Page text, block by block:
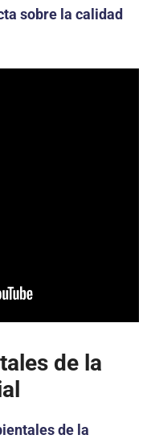
sobre la calidad
de la
de la